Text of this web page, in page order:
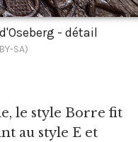
- détail
SA)
le style Borre fit
au style E et